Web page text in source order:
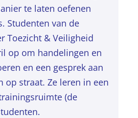
te laten oefenen
Studenten van de
Toezicht & Veiligheid
op om handelingen en
en een gesprek aan
op straat. Ze leren in een
(de